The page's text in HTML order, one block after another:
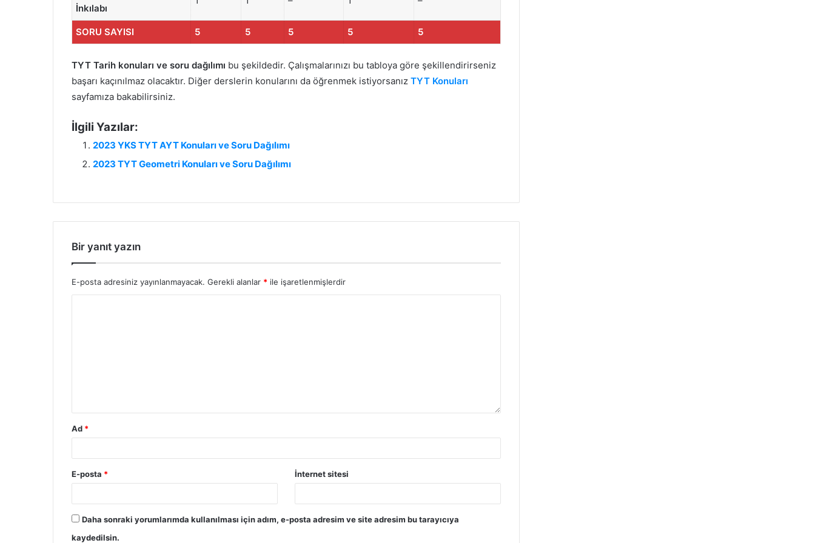
İnkılabı
SORU SAYISI 5 5 5 5 5
TYT Tarih konuları ve soru dağılımı bu şekildedir. Çalışmalarınızı bu tabloya göre şekillendirirseniz
başarı kaçınılmaz olacaktır. Diğer derslerin konularını da öğrenmek istiyorsanız TYT Konuları
sayfamıza bakabilirsiniz.
İlgili Yazılar:
2023 YKS TYT AYT Konuları ve Soru Dağılımı
2023 TYT Geometri Konuları ve Soru Dağılımı
Bir yanıt yazın
E-posta adresiniz yayınlanmayacak. Gerekli alanlar * ile işaretlenmişlerdir
Ad *
E-posta * İnternet sitesi
Daha sonraki yorumlarımda kullanılması için adım, e-posta adresim ve site adresim bu tarayıcıya
kaydedilsin.